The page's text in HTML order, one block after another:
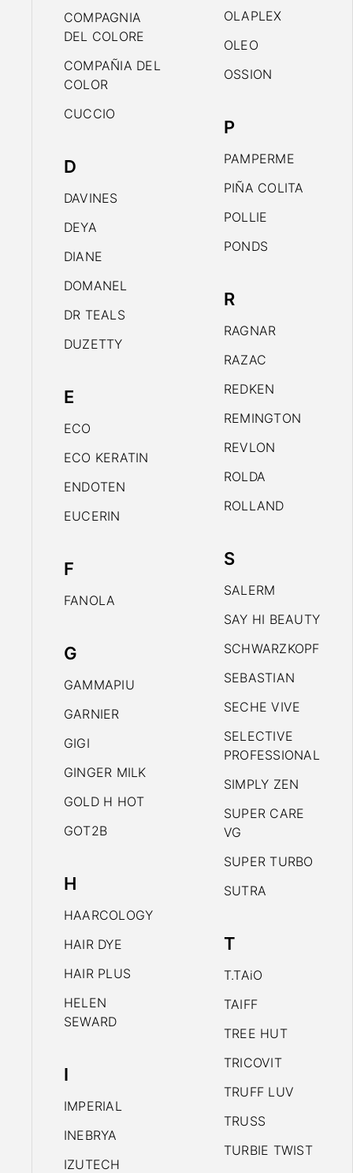
COMPAGNIA
DEL COLORE
COMPAÑIA DEL
COLOR
CUCCIO
D
DAVINES
DEYA
DIANE
DOMANEL
DR TEALS
DUZETTY
E
ECO
ECO KERATIN
ENDOTEN
EUCERIN
F
FANOLA
G
GAMMAPIU
GARNIER
GIGI
GINGER MILK
GOLD H HOT
GOT2B
H
HAARCOLOGY
HAIR DYE
HAIR PLUS
HELEN
SEWARD
I
IMPERIAL
INEBRYA
IZUTECH
OLAPLEX
OLEO
OSSION
P
PAMPERME
PIÑA COLITA
POLLIE
PONDS
R
RAGNAR
RAZAC
REDKEN
REMINGTON
REVLON
ROLDA
ROLLAND
S
SALERM
SAY HI BEAUTY
SCHWARZKOPF
SEBASTIAN
SECHE VIVE
SELECTIVE
PROFESSIONAL
SIMPLY ZEN
SUPER CARE
VG
SUPER TURBO
SUTRA
T
T.TAiO
TAIFF
TREE HUT
TRICOVIT
TRUFF LUV
TRUSS
TURBIE TWIST